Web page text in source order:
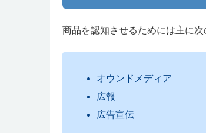
商品を認知させるためには主に次
オウンドメディア
広報
広告宣伝